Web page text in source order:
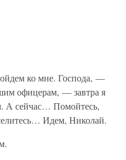
ко мне. Господа, —
офицерам, — завтра я
А сейчас… Помойтесь,
Идем, Николай.